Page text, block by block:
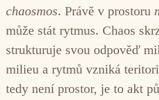
chaosmos. Právě v prostoru
může stát rytmus. Chaos
strukturuje svou odpověď
milieu a rytmů vzniká
tedy není prostor, je to akt